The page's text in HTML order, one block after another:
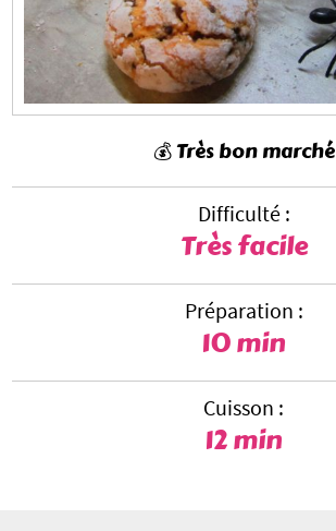
💰 Très bon marché
Difficulté :
Très facile
Préparation :
10 min
Cuisson :
12 min